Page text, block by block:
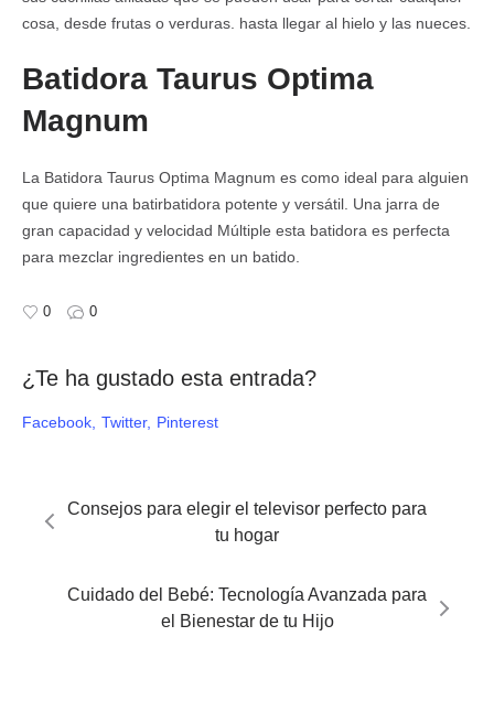
cosa, desde frutas o verduras. hasta llegar al hielo y las nueces.
Batidora Taurus Optima
Magnum
La Batidora Taurus Optima Magnum es como ideal para alguien
que quiere una batirbatidora potente y versátil. Una jarra de
gran capacidad y velocidad Múltiple esta batidora es perfecta
para mezclar ingredientes en un batido.
0 0
¿Te ha gustado esta entrada?
Facebook Twitter Pinterest
Consejos para elegir el televisor perfecto para
tu hogar
Cuidado del Bebé: Tecnología Avanzada para
el Bienestar de tu Hijo